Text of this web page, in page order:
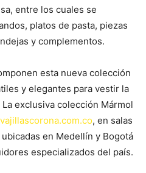
entre los cuales se
platos de pasta, piezas
y complementos.
esta nueva colección
y elegantes para vestir la
exclusiva colección Mármol
, en salas
en Medellín y Bogotá
especializados del país.